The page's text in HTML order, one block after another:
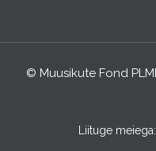
© Muusikute Fond
Liituge